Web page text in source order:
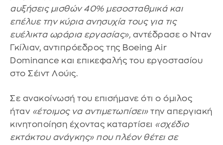
αυξήσεις μισθών 40% μεσοσταθμικά και
επέλυε την κύρια ανησυχία τους για τις
ευέλικτα ωράρια εργασίας», αντέδρασε ο Νταν
Γκίλιαν, αντιπρόεδρος της Boeing Air
Dominance και επικεφαλής του εργοστασίου
στο Σέιντ Λούις.
Σε ανακοίνωσή του επισήμανε ότι ο όμιλος
ήταν «έτοιμος να αντιμετωπίσει» την απεργιακή
κινητοποίηση έχοντας καταρτίσει «σχέδιο
εκτάκτου ανάγκης» που πλέον θέτει σε